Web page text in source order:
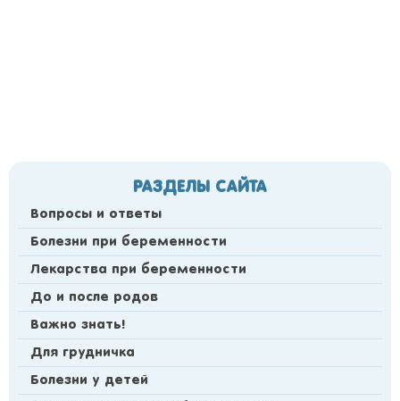
РАЗДЕЛЫ САЙТА
Вопросы и ответы
Болезни при беременности
Лекарства при беременности
До и после родов
Важно знать!
Для грудничка
Болезни у детей